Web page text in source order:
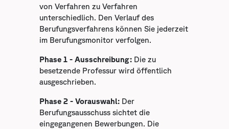
von Verfahren zu Verfahren
unterschiedlich. Den Verlauf des
Berufungsverfahrens können Sie jederzeit
im Berufungsmonitor verfolgen.
Phase 1 - Ausschreibung: Die zu
besetzende Professur wird öffentlich
ausgeschrieben.
Phase 2 - Vorauswahl: Der
Berufungsausschuss sichtet die
eingegangenen Bewerbungen. Die